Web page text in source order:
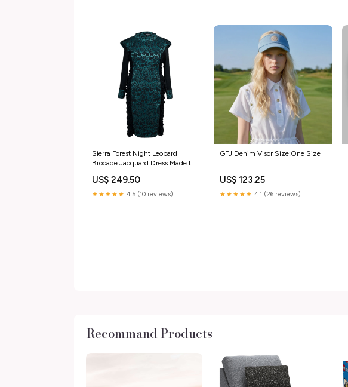
Sierra Forest Night Leopard
Brocade Jacquard Dress Made to
US$ 249.50
★★★★★ 4.5 (10 reviews)
GFJ Denim Visor Size:One Size
US$ 123.25
★★★★★ 4.1 (26 reviews)
Recommand Products